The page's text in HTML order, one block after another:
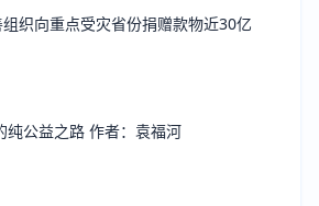
织向重点受灾省份捐赠款物近30亿
纯公益之路 作者：袁福河